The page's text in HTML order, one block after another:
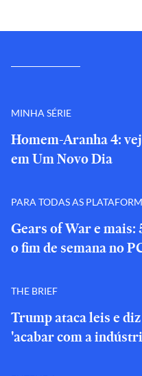
MINHA SÉRIE
Homem-Aranha 4:
em Um Novo Dia
PARA TODAS AS
Gears of War e
o fim de semana no
THE BRIEF
Trump ataca leis e
'acabar com a